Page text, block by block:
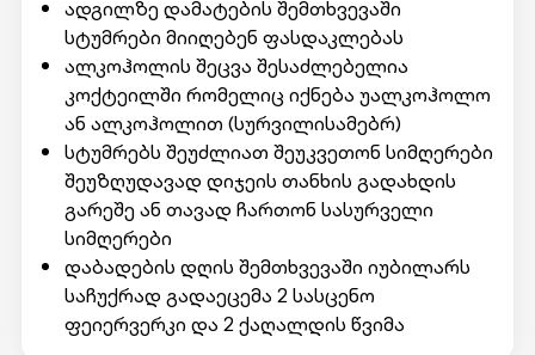
ადგილზე დამატების შემთხვევაში
სტუმრები მიიღებენ ფასდაკლებას
ალკოჰოლის შეცვა შესაძლებელია
კოქტეილში რომელიც იქნება უალკოჰოლო
ან ალკოჰოლით (სურვილისამებრ)
სტუმრებს შეუძლიათ შეუკვეთონ სიმღერები
შეუზღუდავად დიჯეის თანხის გადახდის
გარეშე ან თავად ჩართონ სასურველი
სიმღერები
დაბადების დღის შემთხვევაში იუბილარს
საჩუქრად გადაეცემა 2 სასცენო
ფეიერვერკი და 2 ქაღალდის წვიმა